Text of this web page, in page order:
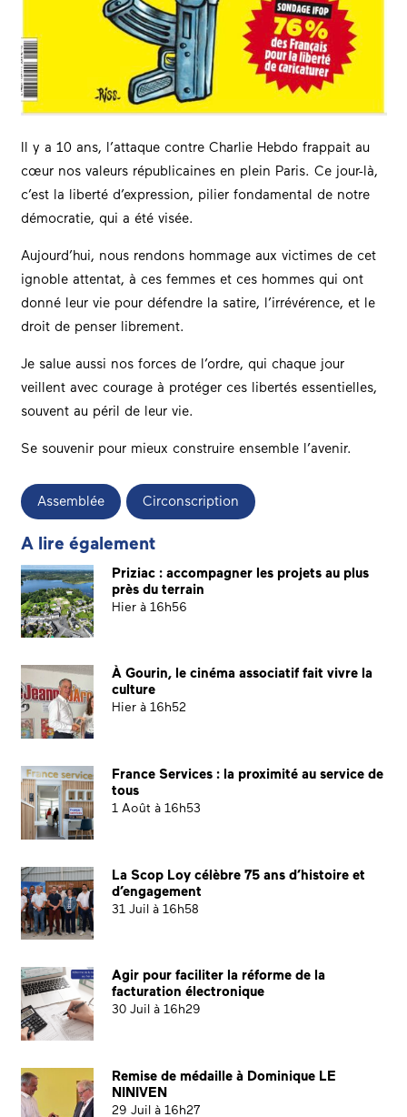
Il y a 10 ans, l’attaque contre Charlie Hebdo frappait au
cœur nos valeurs républicaines en plein Paris. Ce jour-là,
c’est la liberté d’expression, pilier fondamental de notre
démocratie, qui a été visée.
Aujourd’hui, nous rendons hommage aux victimes de cet
ignoble attentat, à ces femmes et ces hommes qui ont
donné leur vie pour défendre la satire, l’irrévérence, et le
droit de penser librement.
Je salue aussi nos forces de l’ordre, qui chaque jour
veillent avec courage à protéger ces libertés essentielles,
souvent au péril de leur vie.
Se souvenir pour mieux construire ensemble l’avenir.
Assemblée Circonscription
A lire également
Priziac : accompagner les projets au plus
près du terrain
Hier à 16h56
À Gourin, le cinéma associatif fait vivre la
culture
Hier à 16h52
France Services : la proximité au service de
tous
1 Août à 16h53
La Scop Loy célèbre 75 ans d’histoire et
d’engagement
31 Juil à 16h58
Agir pour faciliter la réforme de la
facturation électronique
30 Juil à 16h29
Remise de médaille à Dominique LE
NINIVEN
29 Juil à 16h27